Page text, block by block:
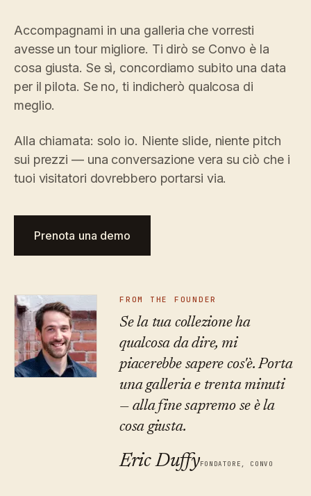
Accompagnami in una galleria che vorresti
avesse un tour migliore. Ti dirò se Convo è la
cosa giusta. Se sì, concordiamo subito una data
per il pilota. Se no, ti indicherò qualcosa di
meglio.
Alla chiamata: solo io. Niente slide, niente pitch
sui prezzi — una conversazione vera su ciò che i
tuoi visitatori dovrebbero portarsi via.
Prenota una demo
FROM THE FOUNDER
Se la tua collezione ha
qualcosa da dire, mi
piacerebbe sapere cos'è. Porta
una galleria e trenta minuti
— alla fine sapremo se è la
cosa giusta.
Eric DuffyFONDATORE, CONVO